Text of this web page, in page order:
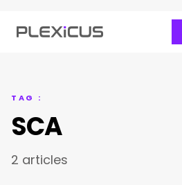
TAG :
SCA
2 articles